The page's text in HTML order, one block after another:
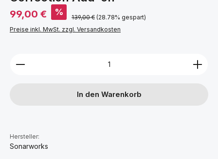
Verkaufspreis:
99,00 € % Regulärer Preis:
139,00 € (28.78% gespart)
Preise inkl. MwSt. zzgl. Versandkosten
Produkt Anzahl: Gib den gewünschten Wert ein
In den Warenkorb
Hersteller:
Sonarworks